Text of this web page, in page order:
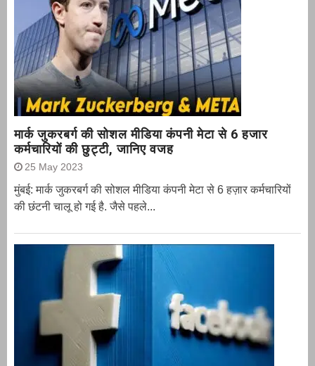
मार्क जुकरबर्ग की सोशल मीडिया कंपनी मेटा से 6 हजार
कर्मचारियों की छुट्टी, जानिए वजह
25 May 2023
मुंबई: मार्क जुकरबर्ग की सोशल मीडिया कंपनी मेटा से 6 हज़ार कर्मचारियों
की छंटनी चालू हो गई है. जैसे पहले...